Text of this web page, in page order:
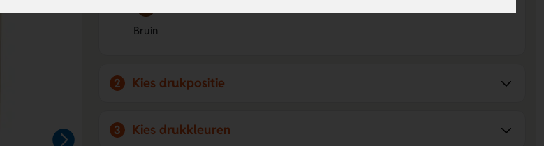
Bruin
2 Kies drukpositie
3 Kies drukkleuren